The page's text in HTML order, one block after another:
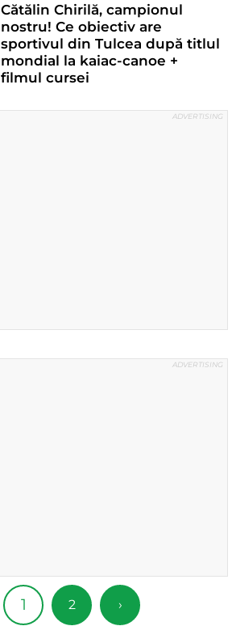
Cătălin Chirilă, campionul
nostru! Ce obiectiv are
sportivul din Tulcea după titlul
mondial la kaiac-canoe +
filmul cursei
1 2 ›